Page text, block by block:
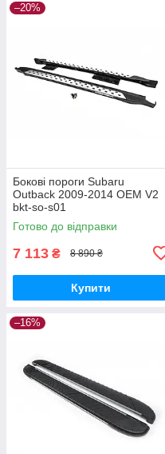
–20%
Бокові пороги Subaru
Outback 2009-2014 OEM V2
bkt-so-s01
Готово до відправки
7 113 ₴ 8 890 ₴
Купити
–16%